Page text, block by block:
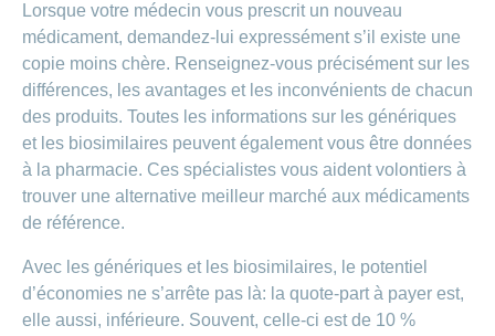
Lorsque votre médecin vous prescrit un nouveau
médicament, demandez-lui expressément s’il existe une
copie moins chère. Renseignez-vous précisément sur les
différences, les avantages et les inconvénients de chacun
des produits. Toutes les informations sur les génériques
et les biosimilaires peuvent également vous être données
à la pharmacie. Ces spécialistes vous aident volontiers à
trouver une alternative meilleur marché aux médicaments
de référence.
Avec les génériques et les biosimilaires, le potentiel
d’économies ne s’arrête pas là: la quote-part à payer est,
elle aussi, inférieure. Souvent, celle-ci est de 10 %